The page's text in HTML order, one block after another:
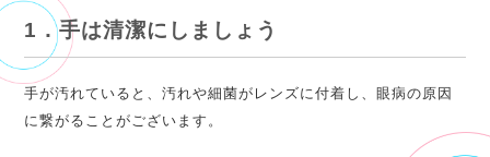
1．手は清潔にしましょう
手が汚れていると、汚れや細菌がレンズに付着し、眼病の原因
に繋がることがございます。